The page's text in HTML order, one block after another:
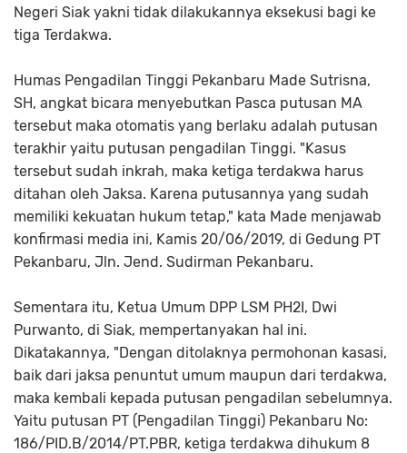
Negeri Siak yakni tidak dilakukannya eksekusi bagi ke
tiga Terdakwa.
Humas Pengadilan Tinggi Pekanbaru Made Sutrisna,
SH, angkat bicara menyebutkan Pasca putusan MA
tersebut maka otomatis yang berlaku adalah putusan
terakhir yaitu putusan pengadilan Tinggi. "Kasus
tersebut sudah inkrah, maka ketiga terdakwa harus
ditahan oleh Jaksa. Karena putusannya yang sudah
memiliki kekuatan hukum tetap," kata Made menjawab
konfirmasi media ini, Kamis 20/06/2019, di Gedung PT
Pekanbaru, Jln. Jend. Sudirman Pekanbaru.
Sementara itu, Ketua Umum DPP LSM PH2I, Dwi
Purwanto, di Siak, mempertanyakan hal ini.
Dikatakannya, "Dengan ditolaknya permohonan kasasi,
baik dari jaksa penuntut umum maupun dari terdakwa,
maka kembali kepada putusan pengadilan sebelumnya.
Yaitu putusan PT (Pengadilan Tinggi) Pekanbaru No:
186/PID.B/2014/PT.PBR, ketiga terdakwa dihukum 8